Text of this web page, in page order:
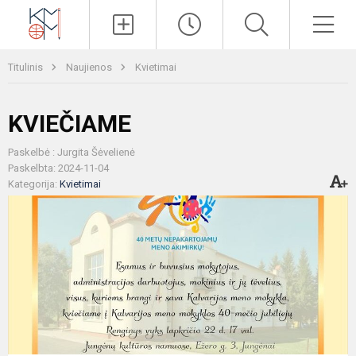
Titulinis Naujienos Kvietimai
KVIEČIAME
Paskelbė : Jurgita Šėvelienė
Paskelbta: 2024-11-04
Kategorija: Kvietimai